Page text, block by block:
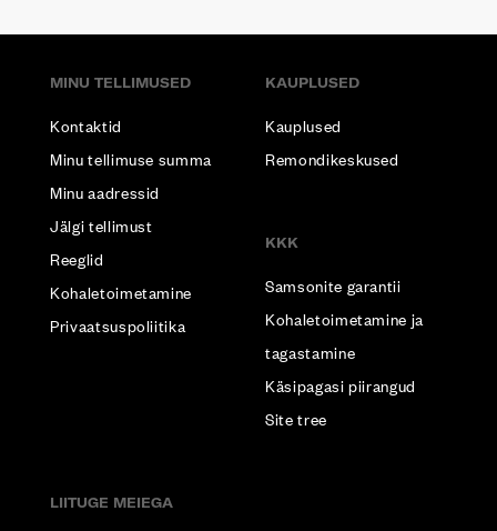
MINU TELLIMUSED
Kontaktid
Minu tellimuse summa
Minu aadressid
Jälgi tellimust
Reeglid
Kohaletoimetamine
Privaatsuspoliitika
KAUPLUSED
Kauplused
Remondikeskused
KKK
Samsonite garantii
Kohaletoimetamine ja
tagastamine
Käsipagasi piirangud
Site tree
LIITUGE MEIEGA